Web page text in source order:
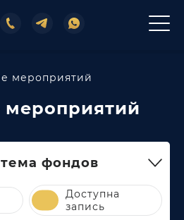
мероприятий
мероприятий
фондов
Доступна
запись